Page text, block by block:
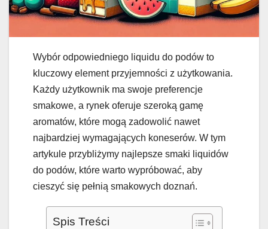
Wybór odpowiedniego liquidu do podów to
kluczowy element przyjemności z użytkowania.
Każdy użytkownik ma swoje preferencje
smakowe, a rynek oferuje szeroką gamę
aromatów, które mogą zadowolić nawet
najbardziej wymagających koneserów. W tym
artykule przybliżymy najlepsze smaki liquidów
do podów, które warto wypróbować, aby
cieszyć się pełnią smakowych doznań.
Spis Treści